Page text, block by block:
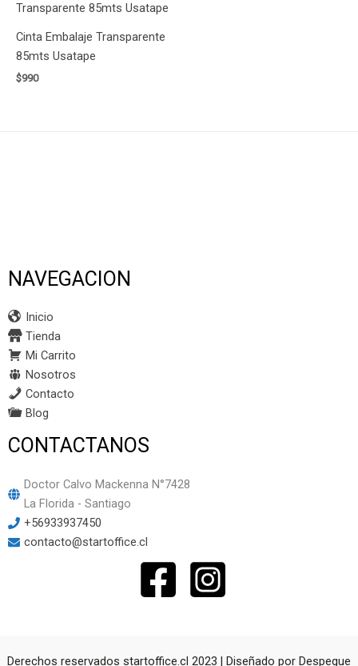
Cinta Embalaje Transparente
85mts Usatape
$990
NAVEGACION
Inicio
Tienda
Mi Carrito
Nosotros
Contacto
Blog
CONTACTANOS
Doctor Calvo Mackenna N°7428
La Florida - Santiago
+56933937450
contacto@startoffice.cl
Derechos reservados startoffice.cl 2023 | Diseñado por Despegue